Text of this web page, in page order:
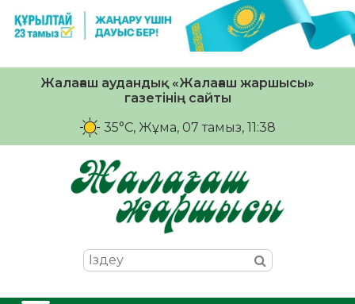
Жалағаш аудандық «Жалағаш жаршысы»
газетінің сайты
35°C, Жұма, 07 тамыз, 11:38